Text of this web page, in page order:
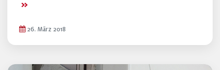
>>
26. März 2018